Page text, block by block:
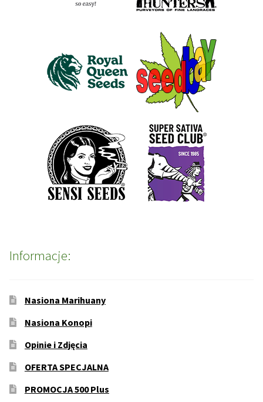
Informacje:
Nasiona Marihuany
Nasiona Konopi
Opinie i Zdjęcia
OFERTA SPECJALNA
PROMOCJA 500 Plus